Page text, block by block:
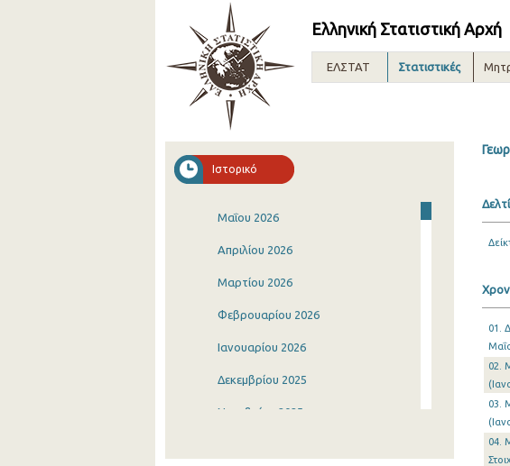
Ελληνική Στατιστική Αρχή
ΕΛΣΤΑΤ Στατιστικές
Ιστορικό
Μαΐου 2026
Απριλίου 2026
Μαρτίου 2026
Φεβρουαρίου 2026
Ιανουαρίου 2026
Δεκεμβρίου 2025
Νοεμβρίου 2025
01.
02.
03.
04.